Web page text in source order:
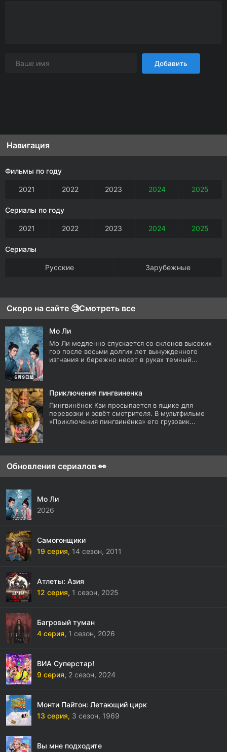
Добавить
Навигация
Фильмы по году
2021 2022 2023 2024 2025
Сериалы по году
2021 2022 2023 2024 2025
Сериалы
Русские Зарубежные
Скоро на сайте 🧐Смотреть все
Мо Ли
Мо Ли медленно спускается со склонов высоких
гор после восьми долгих лет вынужденного
изгнания и бережно несет в руках темный...
Приключения пингвиненка
Пингвинёнок Кви просыпается в ящике для
перевозки и зовёт смотрителя. В мультфильме
«Приключения пингвинёнка» его грузовик...
Обновления сериалов 👀
Мо Ли
2026
Самогонщики
19 серия, 14 сезон, 2011
Атлеты: Азия
12 серия, 1 сезон, 2025
Багровый туман
4 серия, 1 сезон, 2026
ВИА Суперстар!
9 серия, 2 сезон, 2024
Монти Пайтон: Летающий цирк
13 серия, 3 сезон, 1969
Вы мне подходите